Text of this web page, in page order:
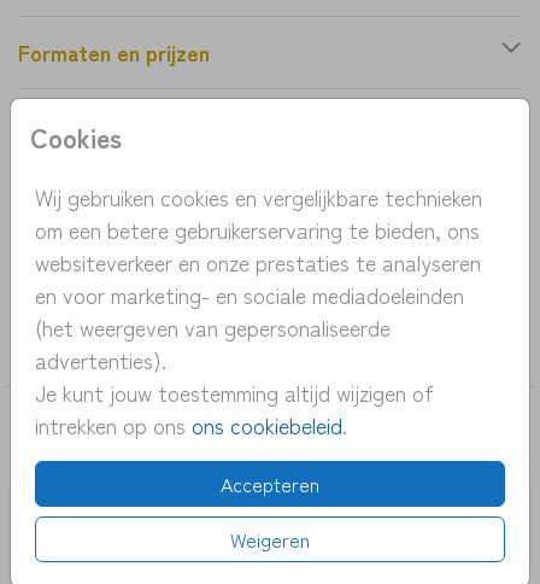
Cookies
Wij gebruiken cookies en vergelijkbare technieken
om een betere gebruikerservaring te bieden, ons
websiteverkeer en onze prestaties te analyseren
en voor marketing- en sociale mediadoeleinden
(het weergeven van gepersonaliseerde
advertenties).
Je kunt jouw toestemming altijd wijzigen of
intrekken op ons ons cookiebeleid.
Accepteren
Weigeren
Formaten en prijzen
Productinformatie
OMSCHRIJVING
speels geboortekaartje met een berg vol bloemen
COLLECTIE
meisje
DEZE KAARTEN VIND JE MISSCHIEN OOK
LEUK